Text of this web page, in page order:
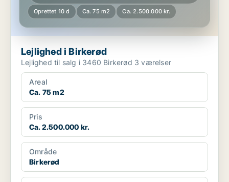
Oprettet 10 d Ca. 75 m2 Ca. 2.500.000 kr.
Lejlighed i Birkerød
Lejlighed til salg i 3460 Birkerød 3 værelser
Areal
Ca. 75 m2
Pris
Ca. 2.500.000 kr.
Område
Birkerød